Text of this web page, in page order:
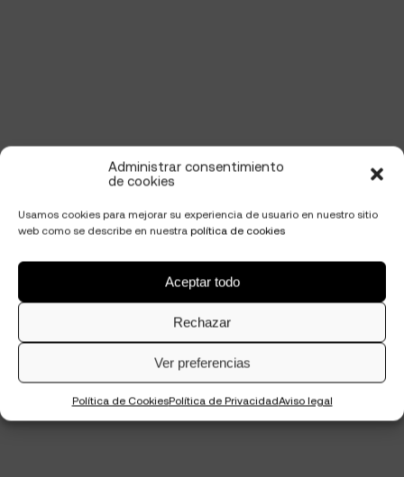
Administrar consentimiento
de cookies
Usamos cookies para mejorar su experiencia de usuario en nuestro sitio
web como se describe en nuestra política de cookies
Aceptar todo
Rechazar
Ver preferencias
Política de CookiesPolítica de PrivacidadAviso legal